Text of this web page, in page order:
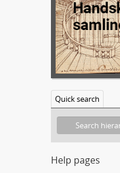
Quick search
Help pages